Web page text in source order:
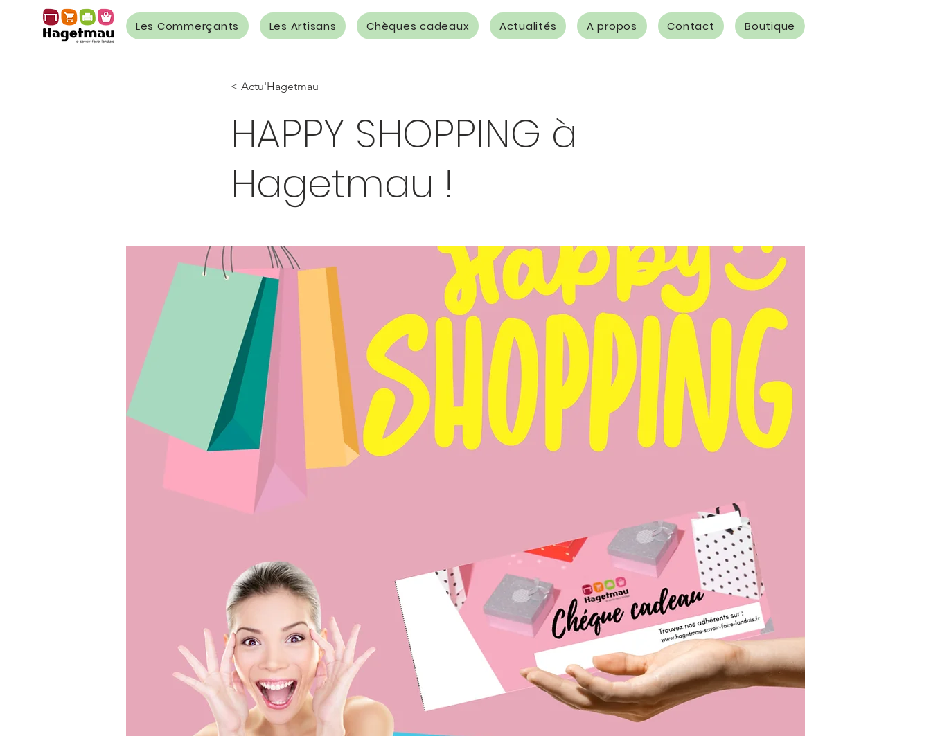
Les Commerçants Les Artisans Chèques cadeaux Actualités A propos Contact Boutique
< Actu'Hagetmau
HAPPY SHOPPING à
Hagetmau !